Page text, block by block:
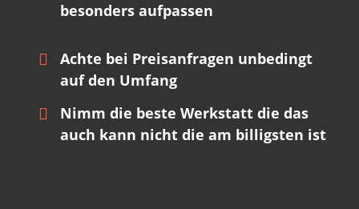
besonders aufpassen
Achte bei Preisanfragen unbedingt
auf den Umfang
Nimm die beste Werkstatt die das
auch kann nicht die am billigsten ist